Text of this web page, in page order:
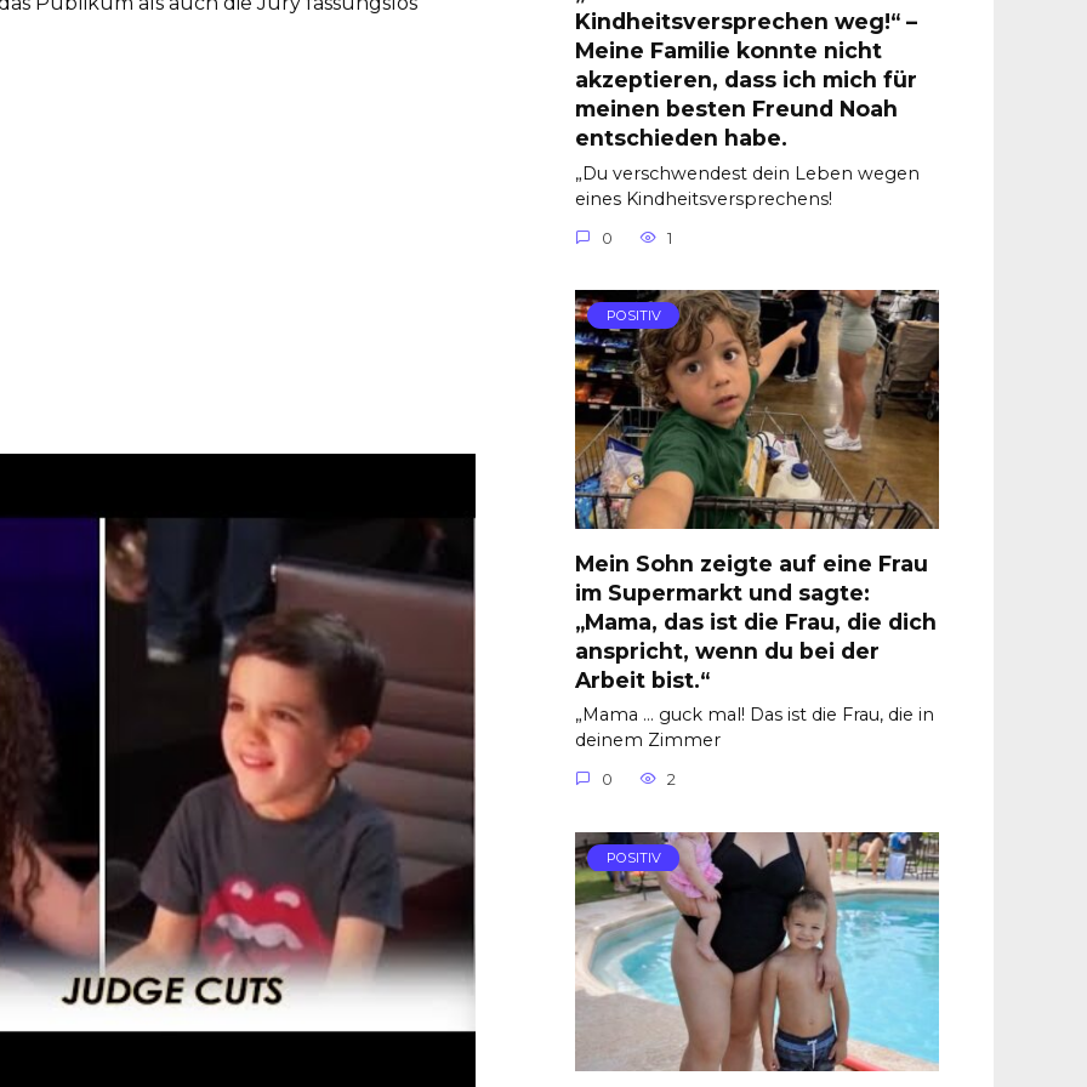
Kindheitsversprechen weg!“ –
Meine Familie konnte nicht
akzeptieren, dass ich mich für
meinen besten Freund Noah
entschieden habe.
„Du verschwendest dein Leben wegen
eines Kindheitsversprechens!
0 1
POSITIV
Mein Sohn zeigte auf eine Frau
im Supermarkt und sagte:
„Mama, das ist die Frau, die dich
anspricht, wenn du bei der
Arbeit bist.“
„Mama … guck mal! Das ist die Frau, die in
deinem Zimmer
0 2
POSITIV